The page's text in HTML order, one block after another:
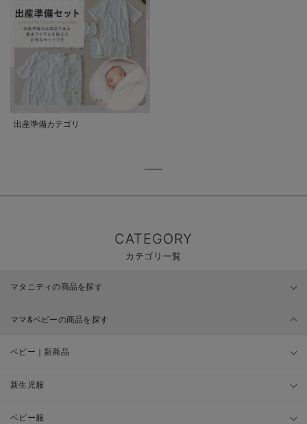
出産準備カテゴリ
CATEGORY
カテゴリ一覧
マタニティの商品を探す
ママ&ベビーの商品を探す
ベビー｜新商品
新生児服
ベビー服